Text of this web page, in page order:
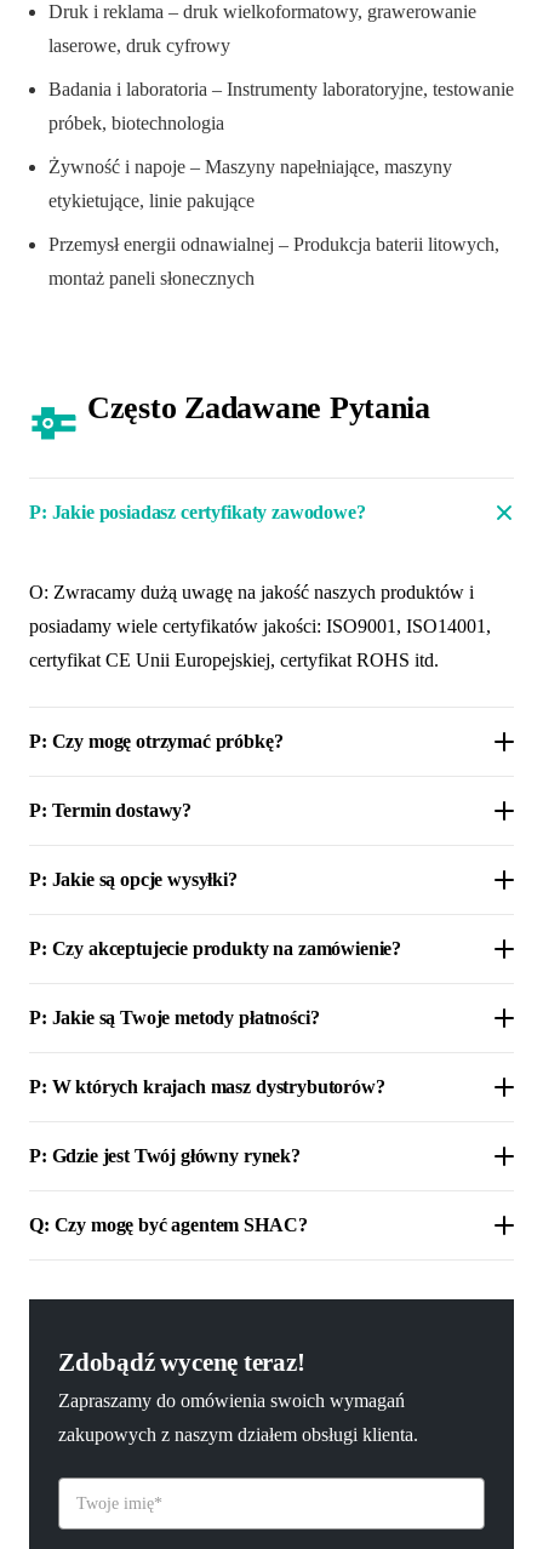
Druk i reklama – druk wielkoformatowy, grawerowanie
laserowe, druk cyfrowy
Badania i laboratoria – Instrumenty laboratoryjne, testowanie
próbek, biotechnologia
Żywność i napoje – Maszyny napełniające, maszyny
etykietujące, linie pakujące
Przemysł energii odnawialnej – Produkcja baterii litowych,
montaż paneli słonecznych
Często Zadawane Pytania
P: Jakie posiadasz certyfikaty zawodowe?
O: Zwracamy dużą uwagę na jakość naszych produktów i
posiadamy wiele certyfikatów jakości: ISO9001, ISO14001,
certyfikat CE Unii Europejskiej, certyfikat ROHS itd.
P: Czy mogę otrzymać próbkę?
P: Termin dostawy?
P: Jakie są opcje wysyłki?
P: Czy akceptujecie produkty na zamówienie?
P: Jakie są Twoje metody płatności?
P: W których krajach masz dystrybutorów?
P: Gdzie jest Twój główny rynek?
Q: Czy mogę być agentem SHAC?
Zdobądź wycenę teraz!
Zapraszamy do omówienia swoich wymagań
zakupowych z naszym działem obsługi klienta.